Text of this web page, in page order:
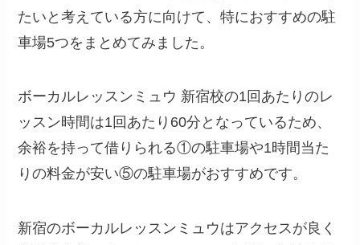
たいと考えている方に向けて、特におすすめの駐
車場5つをまとめてみました。
ボーカルレッスンミュウ 新宿校の1回あたりのレ
ッスン時間は1回あたり60分となっているため、
余裕を持って借りられる①の駐車場や1時間当た
りの料金が安い⑤の駐車場がおすすめです。
新宿のボーカルレッスンミュウはアクセスが良く